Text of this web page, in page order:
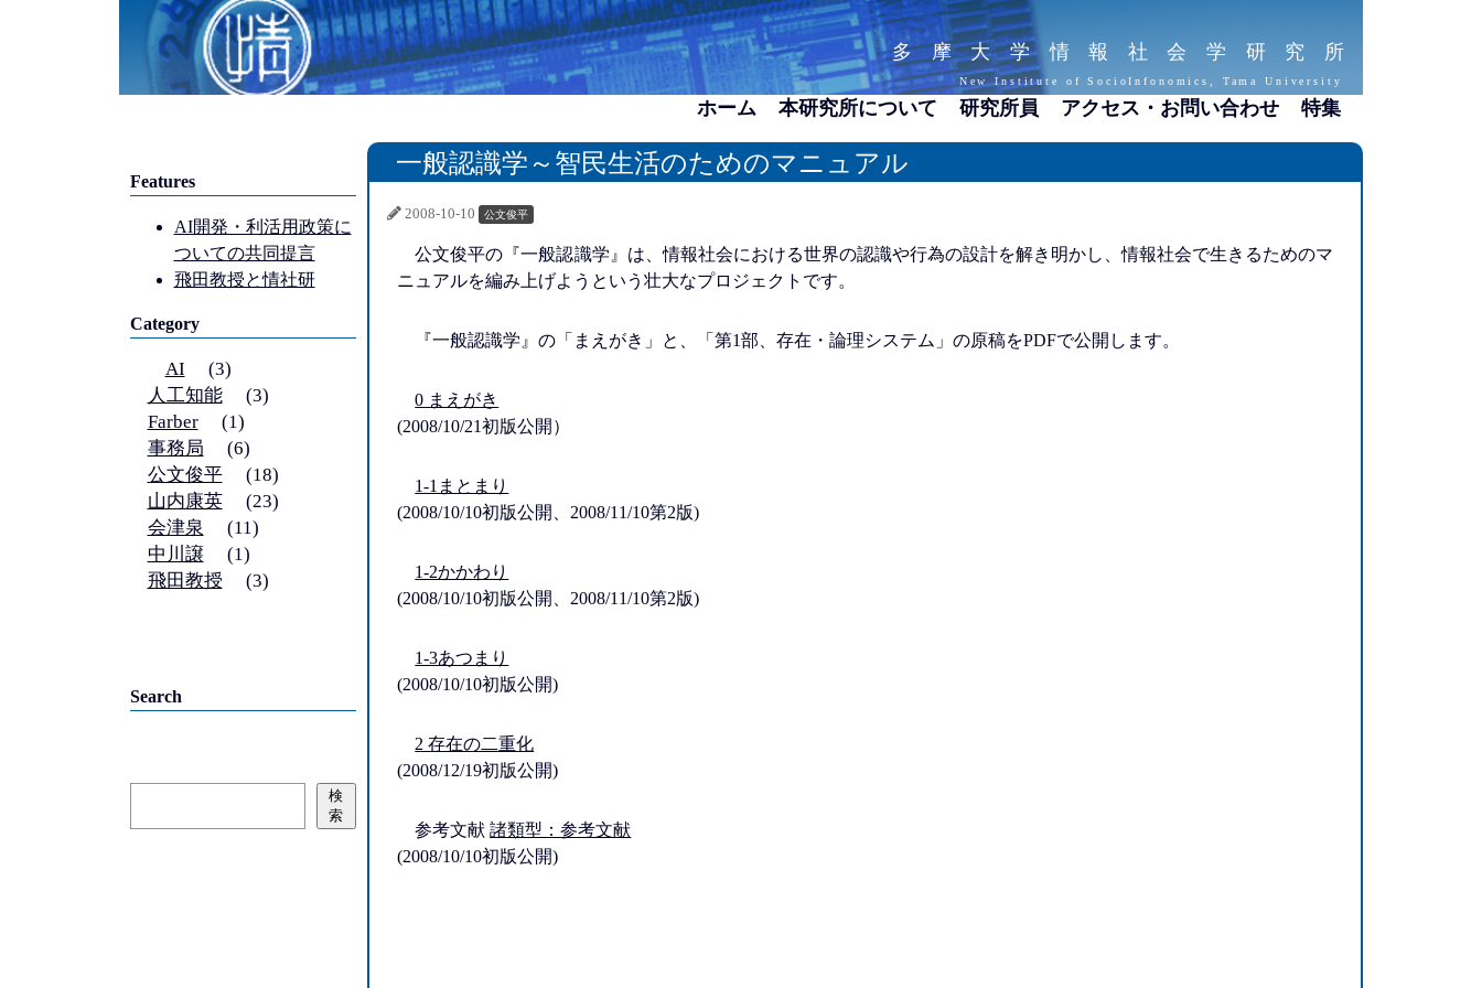
多摩大学情報社会学研究所
New Institute of SocioInfonomics, Tama University
ホーム 本研究所について 研究所員 アクセス・お問い合わせ 特集
一般認識学～智民生活のためのマニュアル
2008-10-10 公文俊平
公文俊平の『一般認識学』は、情報社会における世界の認識や行為の設計を解き明かし、情報社会で生きるためのマ
ニュアルを編み上げようという壮大なプロジェクトです。
『一般認識学』の「まえがき」と、「第1部、存在・論理システム」の原稿をPDFで公開します。
0 まえがき
(2008/10/21初版公開）
1-1まとまり
(2008/10/10初版公開、2008/11/10第2版)
1-2かかわり
(2008/10/10初版公開、2008/11/10第2版)
1-3あつまり
(2008/10/10初版公開)
2 存在の二重化
(2008/12/19初版公開)
参考文献諸類型：参考文献
(2008/10/10初版公開)
Features
AI開発・利活用政策に
ついての共同提言
飛田教授と情社研
Category
AI
(3)
人工知能
(3)
Farber
(1)
事務局
(6)
公文俊平
(18)
山内康英
(23)
会津泉
(11)
中川譲
(1)
飛田教授
(3)
Search
検
索